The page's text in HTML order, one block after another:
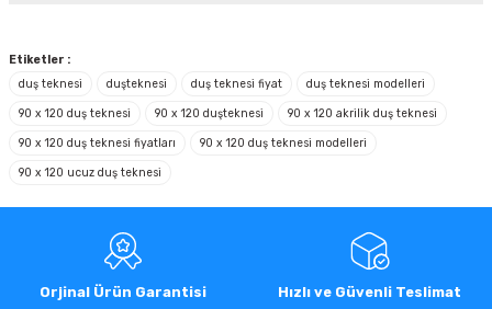
Etiketler :
duş teknesi
duşteknesi duş teknesi fiyat duş teknesi modelleri
90 x 120 duş teknesi 90 x 120 duşteknesi 90 x 120 akrilik duş teknesi
90 x 120 duş teknesi fiyatları 90 x 120 duş teknesi modelleri
90 x 120 ucuz duş teknesi
Orjinal Ürün Garantisi Hızlı ve Güvenli Teslimat